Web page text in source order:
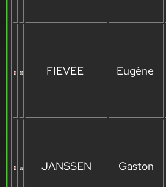
FIEVEE Eugène
JANSSEN Gaston